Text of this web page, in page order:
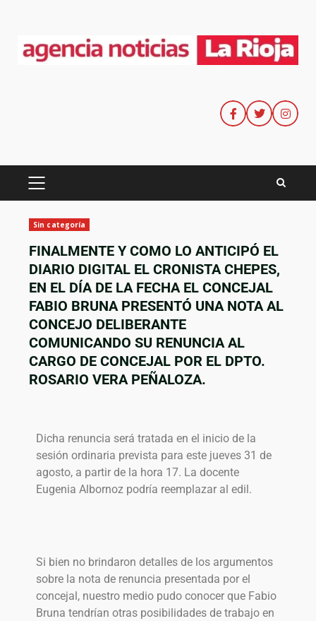
Sin categoría
FINALMENTE Y COMO LO ANTICIPÓ EL
DIARIO DIGITAL EL CRONISTA CHEPES,
EN EL DÍA DE LA FECHA EL CONCEJAL
FABIO BRUNA PRESENTÓ UNA NOTA AL
CONCEJO DELIBERANTE
COMUNICANDO SU RENUNCIA AL
CARGO DE CONCEJAL POR EL DPTO.
ROSARIO VERA PEÑALOZA.
Dicha renuncia será tratada en el inicio de la
sesión ordinaria prevista para este jueves 31 de
agosto, a partir de la hora 17. La docente
Eugenia Albornoz podría reemplazar al edil.
Si bien no brindaron detalles de los argumentos
sobre la nota de renuncia presentada por el
concejal, nuestro medio pudo conocer que Fabio
Bruna tendrían otras posibilidades de trabajo en